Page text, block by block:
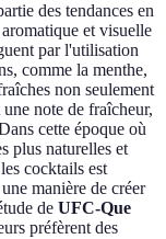
des tendances en
et visuelle
par l'utilisation
comme la menthe,
non seulement
note de fraîcheur,
cette époque où
plus naturelles et
cocktails est
manière de créer
de UFC-Que
préfèrent des